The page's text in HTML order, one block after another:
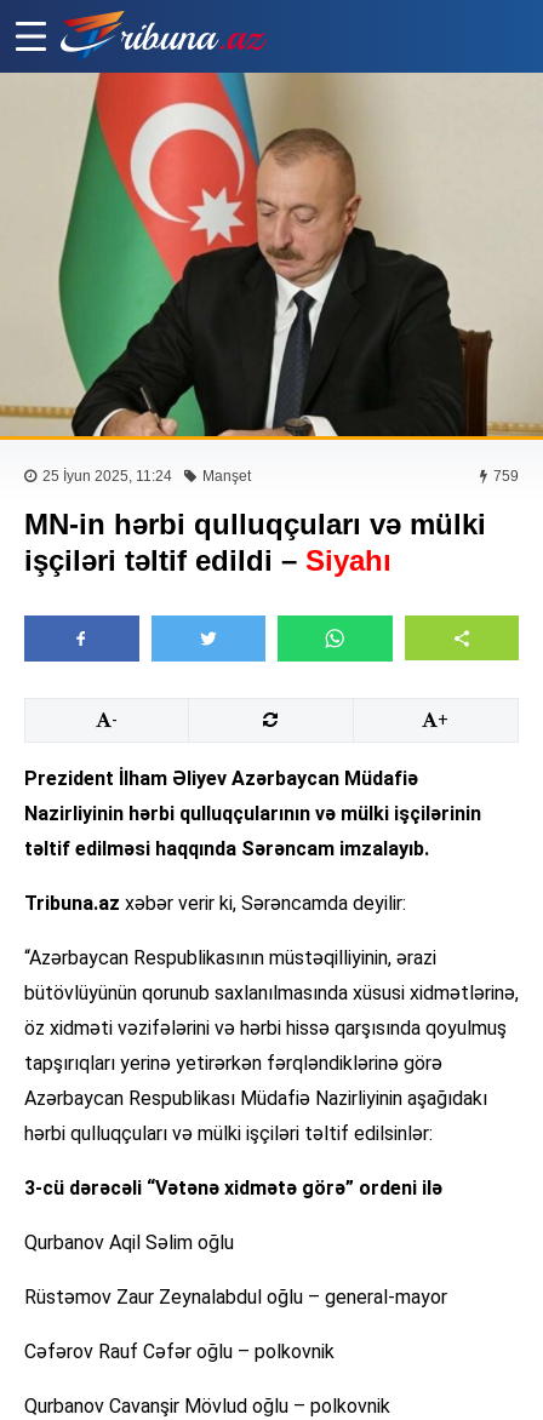
25 İyun 2025, 11:24 Manşet 759
MN-in hərbi qulluqçuları və mülki
işçiləri təltif edildi – Siyahı
- +
Prezident İlham Əliyev Azərbaycan Müdafiə
Nazirliyinin hərbi qulluqçularının və mülki işçilərinin
təltif edilməsi haqqında Sərəncam imzalayıb.
Tribuna.az xəbər verir ki, Sərəncamda deyilir:
“Azərbaycan Respublikasının müstəqilliyinin, ərazi
bütövlüyünün qorunub saxlanılmasında xüsusi xidmətlərinə,
öz xidməti vəzifələrini və hərbi hissə qarşısında qoyulmuş
tapşırıqları yerinə yetirərkən fərqləndiklərinə görə
Azərbaycan Respublikası Müdafiə Nazirliyinin aşağıdakı
hərbi qulluqçuları və mülki işçiləri təltif edilsinlər:
3-cü dərəcəli “Vətənə xidmətə görə” ordeni ilə
Qurbanov Aqil Səlim oğlu
Rüstəmov Zaur Zeynalabdul oğlu – general-mayor
Cəfərov Rauf Cəfər oğlu – polkovnik
Qurbanov Cavanşir Mövlud oğlu – polkovnik